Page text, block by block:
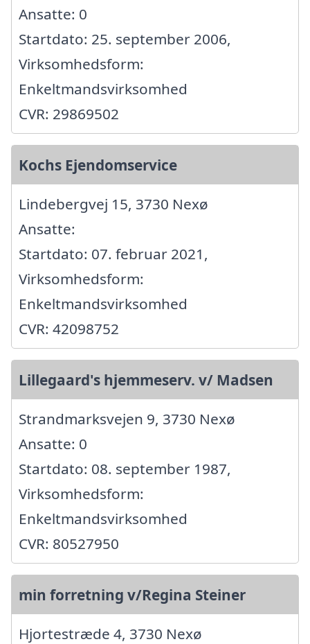
Ansatte: 0
Startdato: 25. september 2006,
Virksomhedsform:
Enkeltmandsvirksomhed
CVR: 29869502
Kochs Ejendomservice
Lindebergvej 15, 3730 Nexø
Ansatte:
Startdato: 07. februar 2021,
Virksomhedsform:
Enkeltmandsvirksomhed
CVR: 42098752
Lillegaard's hjemmeserv. v/ Madsen
Strandmarksvejen 9, 3730 Nexø
Ansatte: 0
Startdato: 08. september 1987,
Virksomhedsform:
Enkeltmandsvirksomhed
CVR: 80527950
min forretning v/Regina Steiner
Hjortestræde 4, 3730 Nexø